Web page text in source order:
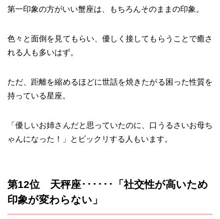
第一印象の方がいい蟹座は、もちろんそのままの印象。
色々と面倒を見てもらい、優しく接してもらうことで癒さ
れる人も多いはず。
ただ、距離を縮めるほどに世話を焼きたがる困った性質を
持っている星座。
「優しいお姉さんだと思っていたのに、口うるさいお母ち
ゃんになった！」とビックリする人もいます。
第12位 天秤座･･････「社交性が高いため
印象が変わらない」